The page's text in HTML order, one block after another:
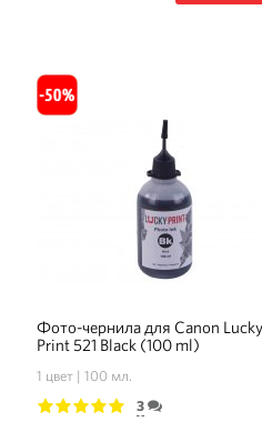
Фото-чернила для Canon
Print 521 Black (100 ml)
1 цвет 100 мл.
3